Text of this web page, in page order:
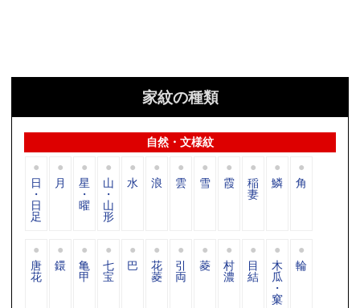
家紋の種類
自然・文様紋
日
・
日
足
月 星
・
曜
山
・
山
形
水 浪 雲 雪 霞 稲
妻
鱗 角
唐
花
鐶 亀
甲
七
宝
巴 花
菱
引
両
菱 村
濃
目
結
木
瓜
・
窠
輪